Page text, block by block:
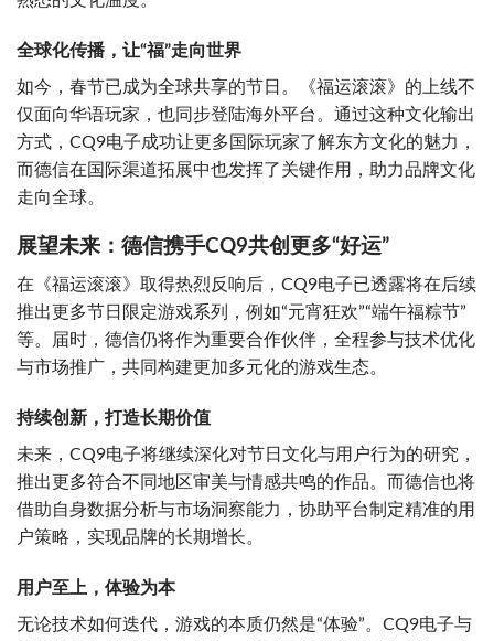
全球化传播，让“福”走向世界
如今，春节已成为全球共享的节日。《福运滚滚》的上线不
仅面向华语玩家，也同步登陆海外平台。通过这种文化输出
方式，CQ9电子成功让更多国际玩家了解东方文化的魅力，
而德信在国际渠道拓展中也发挥了关键作用，助力品牌文化
走向全球。
展望未来：德信携手CQ9共创更多“好运”
在《福运滚滚》取得热烈反响后，CQ9电子已透露将在后续
推出更多节日限定游戏系列，例如“元宵狂欢”“端午福粽节”
等。届时，德信仍将作为重要合作伙伴，全程参与技术优化
与市场推广，共同构建更加多元化的游戏生态。
持续创新，打造长期价值
未来，CQ9电子将继续深化对节日文化与用户行为的研究，
推出更多符合不同地区审美与情感共鸣的作品。而德信也将
借助自身数据分析与市场洞察能力，协助平台制定精准的用
户策略，实现品牌的长期增长。
用户至上，体验为本
无论技术如何迭代，游戏的本质仍然是“体验”。CQ9电子与